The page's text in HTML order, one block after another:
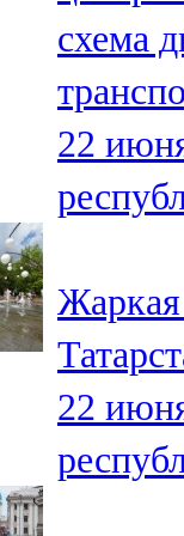
106,2
107,3
Нурлат
104,7
Олы
71,42
схема
22
Жаркая
22